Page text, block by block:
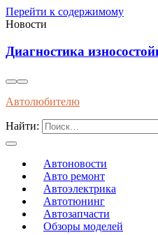
Перейти к содержимому
Новости
Диагностика
Автолюбителю
Найти:
Автоновости
Авто ремонт
Автоэлектрика
Автотюнинг
Автозапчасти
Обзоры моделей